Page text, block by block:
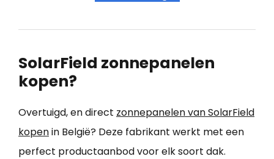
SolarField zonnepanelen
kopen?
Overtuigd, en direct zonnepanelen van SolarField
kopenin België? Deze fabrikant werkt met een
perfect productaanbod voor elk soort dak.